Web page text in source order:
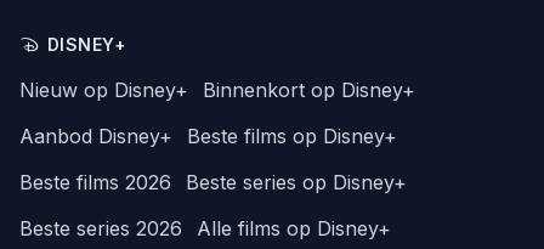
DISNEY+
Nieuw op Disney+
Binnenkort op Disney+
Aanbod Disney+
Beste films op Disney+
Beste films 2026
Beste series op Disney+
Beste series 2026
Alle films op Disney+